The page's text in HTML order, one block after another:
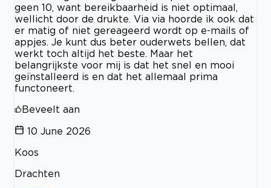
geen 10, want bereikbaarheid is niet optimaal,
wellicht door de drukte. Via via hoorde ik ook dat
er matig of niet gereageerd wordt op e-mails of
appjes. Je kunt dus beter ouderwets bellen, dat
werkt toch altijd het beste. Maar het
belangrijkste voor mij is dat het snel en mooi
geïnstalleerd is en dat het allemaal prima
functoneert.
Beveelt aan
10 June 2026
Koos
Drachten